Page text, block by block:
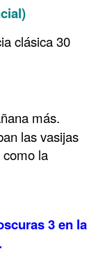
más.
las vasijas
la
3 en la